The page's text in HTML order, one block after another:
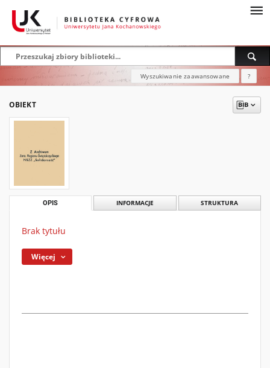
Wyszukiwanie zaawansowane ?
OBIEKT
OPIS INFORMACJE STRUKTURA
Brak tytułu
Więcej